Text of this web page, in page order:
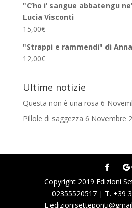
"C’ho i’ sangue abbatengu
Lucia Visconti
15,00€
"Strappi e rammendi" di
12,00€
Ultime notizie
Questa non è una rosa 6
Pillole di saggezza 6 Novembre
Copyright 2019 Edizioni
02355520517 | T. +39